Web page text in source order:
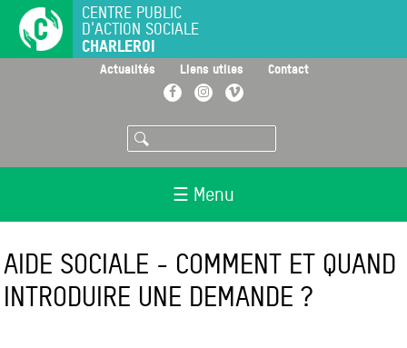
principal
CENTRE PUBLIC
D'ACTION SOCIALE
CHARLEROI
Actualités Liens utiles Contact
FacebookInstagramVimeo
Rechercher
☰ Menu
AIDE SOCIALE - COMMENT ET QUAND
INTRODUIRE UNE DEMANDE ?